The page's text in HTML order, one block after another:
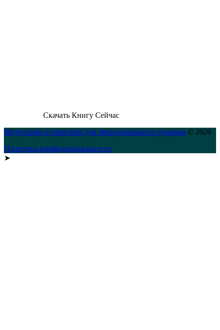
Скачать Книгу Сейчас
Медитации и практики для эмоционального здоровья © 2026
Политика конфиденциальности
➤